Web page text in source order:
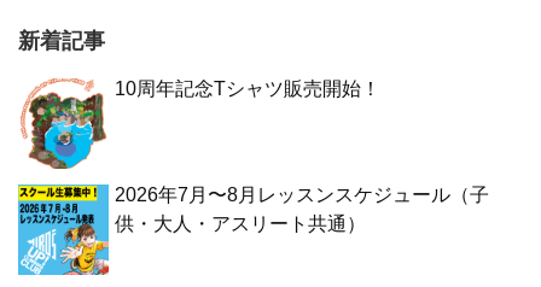
新着記事
10周年記念Tシャツ販売開始！
2026年7月〜8月レッスンスケジュール（子
供・大人・アスリート共通）